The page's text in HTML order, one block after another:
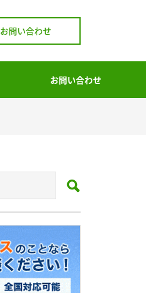
お問い合わせ
お問い合わせ